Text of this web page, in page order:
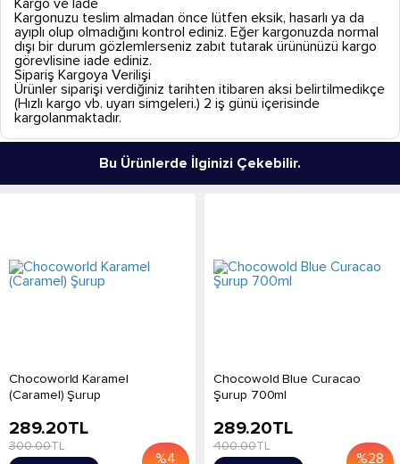
Kargo ve İade
Kargonuzu teslim almadan önce lütfen eksik, hasarlı ya da
ayıplı olup olmadığını kontrol ediniz. Eğer kargonuzda normal
dışı bir durum gözlemlerseniz zabıt tutarak ürününüzü kargo
görevlisine iade ediniz.
Sipariş Kargoya Verilişi
Ürünler siparişi verdiğiniz tarihten itibaren aksi belirtilmedikçe
(Hızlı kargo vb. uyarı simgeleri.) 2 iş günü içerisinde
kargolanmaktadır.
Bu Ürünlerde İlginizi Çekebilir.
Chocoworld Karamel
(Caramel) Şurup
%4
289.20TL
300.00TL
Chocowold Blue Curacao
Şurup 700ml
%28
289.20TL
400.00TL